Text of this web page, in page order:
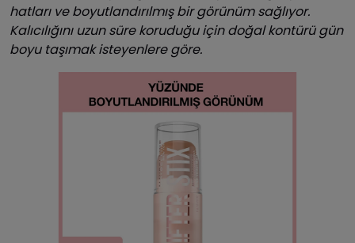
hatları ve boyutlandırılmış bir görünüm sağlıyor.
Kalıcılığını uzun süre koruduğu için doğal kontürü gün
boyu taşımak isteyenlere göre.